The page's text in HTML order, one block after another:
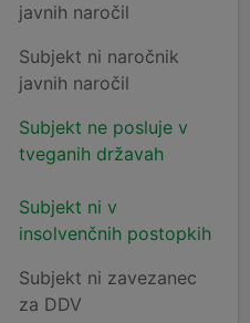
javnih naročil
Subjekt ni naročnik
javnih naročil
Subjekt ne posluje v
tveganih državah
Subjekt ni v
insolvenčnih postopkih
Subjekt ni zavezanec
za DDV